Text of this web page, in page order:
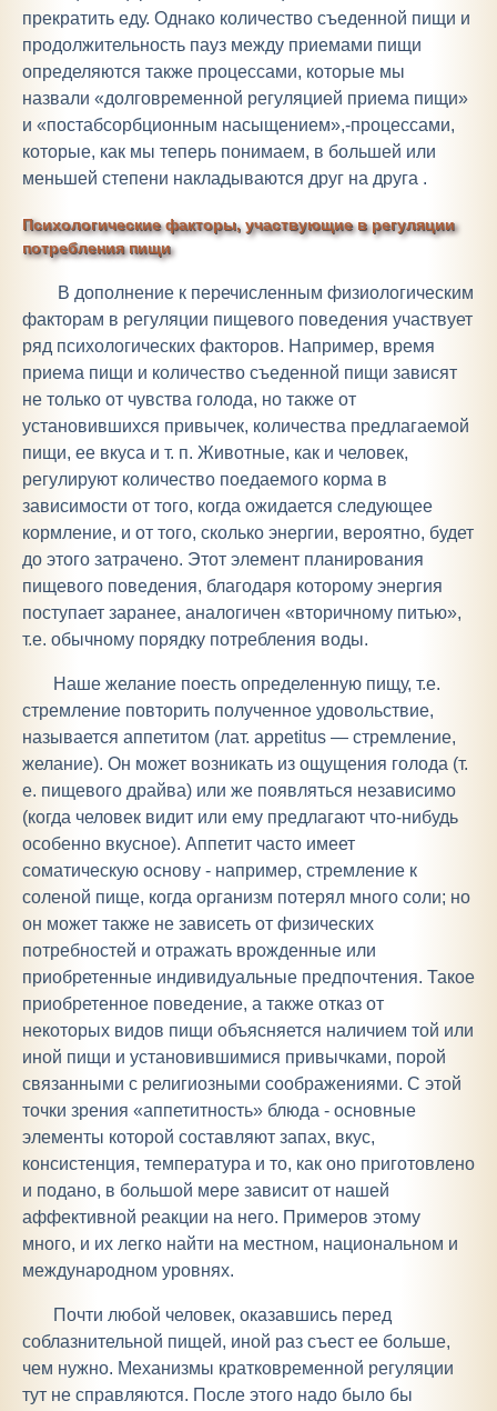
прекратить еду. Однако количество съеденной пищи и
продолжительность пауз между приемами пищи
определяются также процессами, которые мы
назвали «долговременной регуляцией приема пищи»
и «постабсорбционным насыщением»,-процессами,
которые, как мы теперь понимаем, в большей или
меньшей степени накладываются друг на друга .
Психологические факторы, участвующие в регуляции
потребления пищи
В дополнение к перечисленным физиологическим
факторам в регуляции пищевого поведения участвует
ряд психологических факторов. Например, время
приема пищи и количество съеденной пищи зависят
не только от чувства голода, но также от
установившихся привычек, количества предлагаемой
пищи, ее вкуса и т. п. Животные, как и человек,
регулируют количество поедаемого корма в
зависимости от того, когда ожидается следующее
кормление, и от того, сколько энергии, вероятно, будет
до этого затрачено. Этот элемент планирования
пищевого поведения, благодаря которому энергия
поступает заранее, аналогичен «вторичному питью»,
т.е. обычному порядку потребления воды.
Наше желание поесть определенную пищу, т.е.
стремление повторить полученное удовольствие,
называется аппетитом (лат. appetitus — стремление,
желание). Он может возникать из ощущения голода (т.
е. пищевого драйва) или же появляться независимо
(когда человек видит или ему предлагают что-нибудь
особенно вкусное). Аппетит часто имеет
соматическую основу - например, стремление к
соленой пище, когда организм потерял много соли; но
он может также не зависеть от физических
потребностей и отражать врожденные или
приобретенные индивидуальные предпочтения. Такое
приобретенное поведение, а также отказ от
некоторых видов пищи объясняется наличием той или
иной пищи и установившимися привычками, порой
связанными с религиозными соображениями. С этой
точки зрения «аппетитность» блюда - основные
элементы которой составляют запах, вкус,
консистенция, температура и то, как оно приготовлено
и подано, в большой мере зависит от нашей
аффективной реакции на него. Примеров этому
много, и их легко найти на местном, национальном и
международном уровнях.
Почти любой человек, оказавшись перед
соблазнительной пищей, иной раз съест ее больше,
чем нужно. Механизмы кратковременной регуляции
тут не справляются. После этого надо было бы